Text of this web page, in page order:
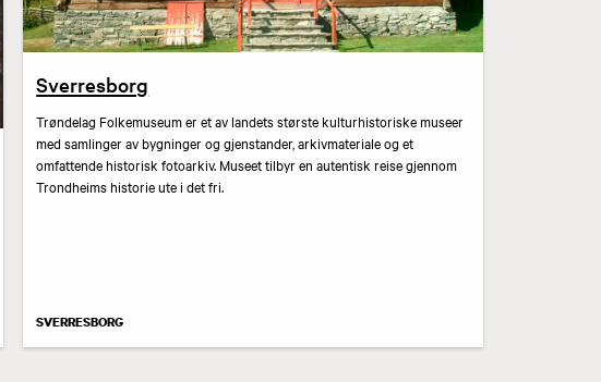
Sverresborg
Trøndelag Folkemuseum er et av landets største kulturhistoriske museer
med samlinger av bygninger og gjenstander, arkivmateriale og et
omfattende historisk fotoarkiv. Museet tilbyr en autentisk reise gjennom
Trondheims historie ute i det fri.
SVERRESBORG